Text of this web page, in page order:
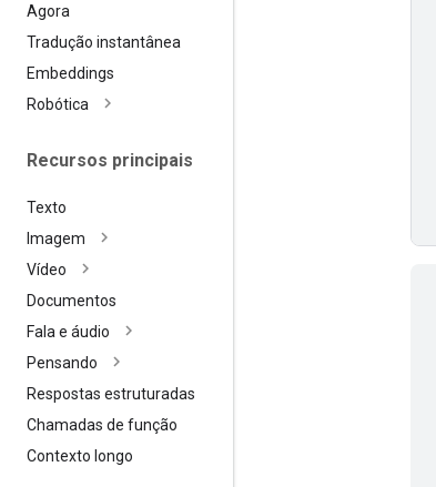
Agora
Tradução instantânea
Embeddings
Robótica
Recursos principais
Texto
Imagem
Vídeo
Documentos
Fala e áudio
Pensando
Respostas estruturadas
Chamadas de função
Contexto longo